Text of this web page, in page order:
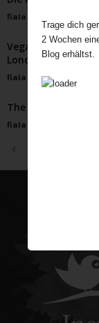
fiala
Vegane
Londons
fiala Juni 16, 2025
The Lost Gardens
fiala
Trage dich
2 Wochen
Blog erhältst.